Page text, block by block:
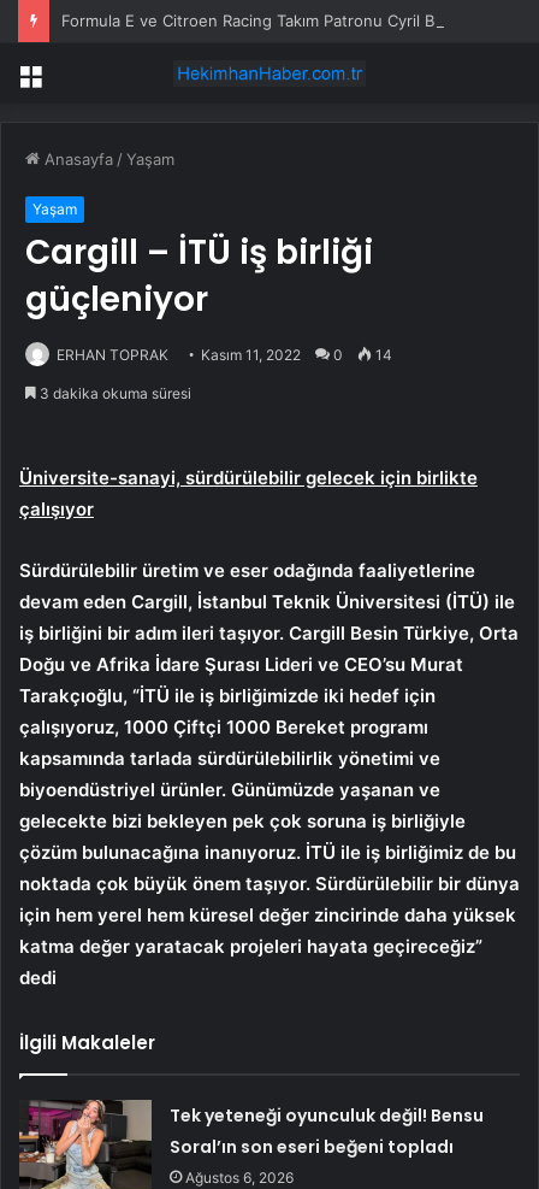
Menü
Anasayfa /Yaşam
Yaşam
Cargill – İTÜ iş birliği
güçleniyor
ERHAN TOPRAK Kasım 11, 2022 0 14
3 dakika okuma süresi
Üniversite-sanayi, sürdürülebilir gelecek için birlikte
çalışıyor
Sürdürülebilir üretim ve eser odağında faaliyetlerine
devam eden Cargill, İstanbul Teknik Üniversitesi (İTÜ) ile
iş birliğini bir adım ileri taşıyor. Cargill Besin Türkiye, Orta
Doğu ve Afrika İdare Şurası Lideri ve CEO’su Murat
Tarakçıoğlu, “İTÜ ile iş birliğimizde iki hedef için
çalışıyoruz, 1000 Çiftçi 1000 Bereket programı
kapsamında tarlada sürdürülebilirlik yönetimi ve
biyoendüstriyel ürünler. Günümüzde yaşanan ve
gelecekte bizi bekleyen pek çok soruna iş birliğiyle
çözüm bulunacağına inanıyoruz. İTÜ ile iş birliğimiz de bu
noktada çok büyük önem taşıyor. Sürdürülebilir bir dünya
için hem yerel hem küresel değer zincirinde daha yüksek
katma değer yaratacak projeleri hayata geçireceğiz”
dedi
İlgili Makaleler
Tek yeteneği oyunculuk değil! Bensu
Soral’ın son eseri beğeni topladı
Ağustos 6, 2026